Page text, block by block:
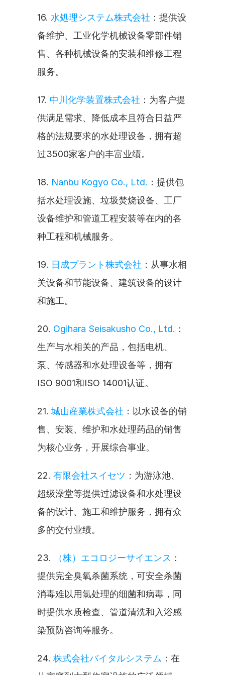
16. 水処理システム株式会社 ：提供设
备维护、工业化学机械设备零部件销
售、各种机械设备的安装和维修工程
服务。
17. 中川化学装置株式会社 ：为客户提
供满足需求、降低成本且符合日益严
格的法规要求的水处理设备，拥有超
过3500家客户的丰富业绩。
18. Nanbu Kogyo Co., Ltd. ：提供包
括水处理设施、垃圾焚烧设备、工厂
设备维护和管道工程安装等在内的各
种工程和机械服务。
19. 日成プラント株式会社 ：从事水相
关设备和节能设备、建筑设备的设计
和施工。
20. Ogihara Seisakusho Co., Ltd. ：
生产与水相关的产品，包括电机、
泵、传感器和水处理设备等，拥有
ISO 9001和ISO 14001认证。
21. 城山産業株式会社 ：以水设备的销
售、安装、维护和水处理药品的销售
为核心业务，开展综合事业。
22. 有限会社スイセツ ：为游泳池、
超级澡堂等提供过滤设备和水处理设
备的设计、施工和维护服务，拥有众
多的交付业绩。
23. （株）エコロジーサイエンス ：
提供完全臭氧杀菌系统，可安全杀菌
消毒难以用氯处理的细菌和病毒，同
时提供水质检查、管道清洗和入浴感
染预防咨询等服务。
24. 株式会社バイタルシステム ：在